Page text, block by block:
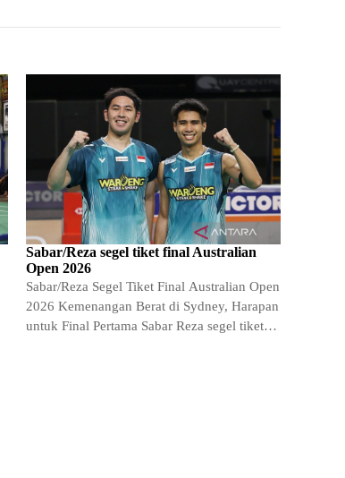
Sabar/Reza segel tiket final Australian
Open 2026
Sabar/Reza Segel Tiket Final Australian Open
2026 Kemenangan Berat di Sydney, Harapan
untuk Final Pertama Sabar Reza segel tiket